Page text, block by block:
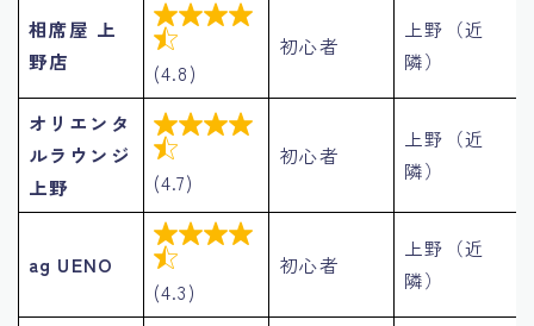
相席屋 上
野店


(4.8)
初心者
上野（近
隣）
オリエンタ
ルラウンジ
上野


(4.7)
初心者
上野（近
隣）
ag UENO


(4.3)
初心者
上野（近
隣）